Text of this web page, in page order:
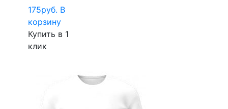
175руб. В
корзину
Купить в 1
клик